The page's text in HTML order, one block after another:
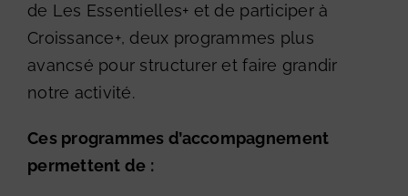
de Les Essentielles+ et de participer à
Croissance+, deux programmes plus
avancsé pour structurer et faire grandir
notre activité.
Ces programmes d’accompagnement
permettent de :